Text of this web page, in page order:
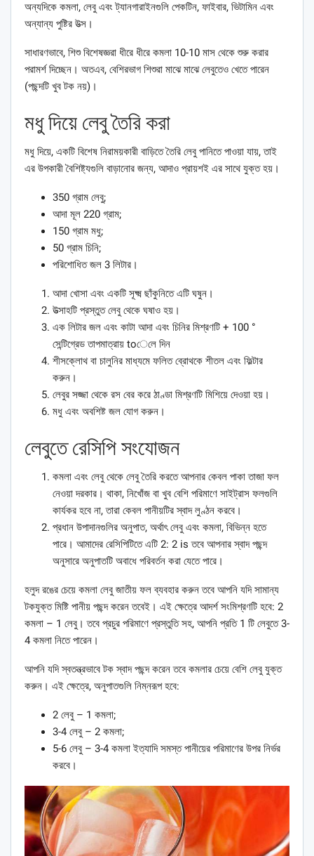
অন্যদিকে কমলা, লেবু এবং ট্যানগারাইনগুলি পেকটিন, ফাইবার, ভিটামিন এবং
অন্যান্য পুষ্টির উত্স।
সাধারণভাবে, শিশু বিশেষজ্ঞরা ধীরে ধীরে কমলা 10-10 মাস থেকে শুরু করার
পরামর্শ দিচ্ছেন। অতএব, বেশিরভাগ শিশুরা মাঝে মাঝে লেবুতেও খেতে পারেন
(পছন্দটি খুব টক নয়)।
মধু দিয়ে লেবু তৈরি করা
মধু দিয়ে, একটি বিশেষ নিরাময়কারী বাড়িতে তৈরি লেবু পানিতে পাওয়া যায়, তাই
এর উপকারী বৈশিষ্ট্যগুলি বাড়ানোর জন্য, আদাও প্রায়শই এর সাথে যুক্ত হয়।
350 গ্রাম লেবু;
আদা মূল 220 গ্রাম;
150 গ্রাম মধু;
50 গ্রাম চিনি;
পরিশোধিত জল 3 লিটার।
আদা খোসা এবং একটি সূক্ষ্ম ছাঁকুনিতে এটি ঘষুন।
উত্সাহটি প্রস্তুত লেবু থেকে ঘষাও হয়।
এক লিটার জল এবং কাটা আদা এবং চিনির মিশ্রণটি + 100 °
সেন্টিগ্রেড তাপমাত্রায় toেলে দিন
শীসক্লোথ বা চালুনির মাধ্যমে ফলিত ব্রোথকে শীতল এবং ফিল্টার
করুন।
লেবুর সজ্জা থেকে রস বের করে ঠাণ্ডা মিশ্রণটি মিশিয়ে দেওয়া হয়।
মধু এবং অবশিষ্ট জল যোগ করুন।
লেবুতে রেসিপি সংযোজন
কমলা এবং লেবু থেকে লেবু তৈরি করতে আপনার কেবল পাকা তাজা ফল
নেওয়া দরকার। থাকা, নিখোঁজ বা খুব বেশি পরিমাণে সাইট্রাস ফলগুলি
কার্যকর হবে না, তারা কেবল পানীয়টির স্বাদ লুণ্ঠন করবে।
প্রধান উপাদানগুলির অনুপাত, অর্থাৎ লেবু এবং কমলা, বিভিন্ন হতে
পারে। আমাদের রেসিপিটিতে এটি 2: 2 is তবে আপনার স্বাদ পছন্দ
অনুসারে অনুপাতটি অবাধে পরিবর্তন করা যেতে পারে।
হলুদ রঙের চেয়ে কমলা লেবু জাতীয় ফল ব্যবহার করুন তবে আপনি যদি সামান্য
টকযুক্ত মিষ্টি পানীয় পছন্দ করেন তবেই। এই ক্ষেত্রে আদর্শ সংমিশ্রণটি হবে: 2
কমলা – 1 লেবু। তবে প্রচুর পরিমাণে প্রস্তুতি সহ, আপনি প্রতি 1 টি লেবুতে 3-
4 কমলা নিতে পারেন।
আপনি যদি স্বতন্ত্রভাবে টক স্বাদ পছন্দ করেন তবে কমলার চেয়ে বেশি লেবু যুক্ত
করুন। এই ক্ষেত্রে, অনুপাতগুলি নিম্নরূপ হবে:
2 লেবু – 1 কমলা;
3-4 লেবু – 2 কমলা;
5-6 লেবু – 3-4 কমলা ইত্যাদি সমস্ত পানীয়ের পরিমাণের উপর নির্ভর
করবে।